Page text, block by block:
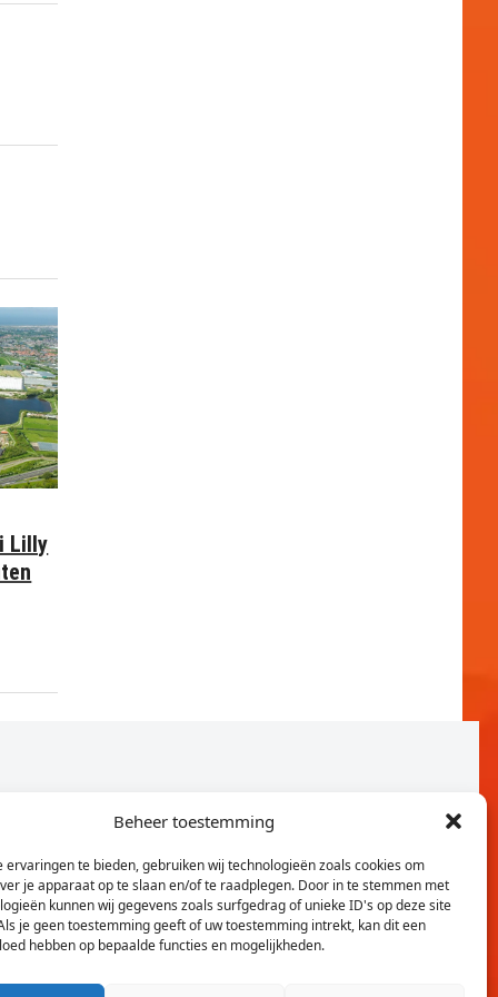
Beheer toestemming
ervaringen te bieden, gebruiken wij technologieën zoals cookies om
je apparaat op te slaan en/of te raadplegen. Door in te stemmen met
kunnen wij gegevens zoals surfgedrag of unieke ID's op deze site
je geen toestemming geeft of uw toestemming intrekt, kan dit een
hebben op bepaalde functies en mogelijkheden.
Lilly